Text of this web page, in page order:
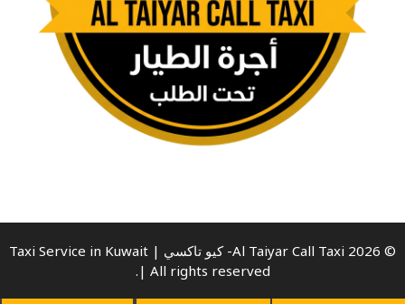
© 2026 Al Taiyar Call Taxi- كيو تاكسي | Taxi Service in Kuwait
| All rights reserved.